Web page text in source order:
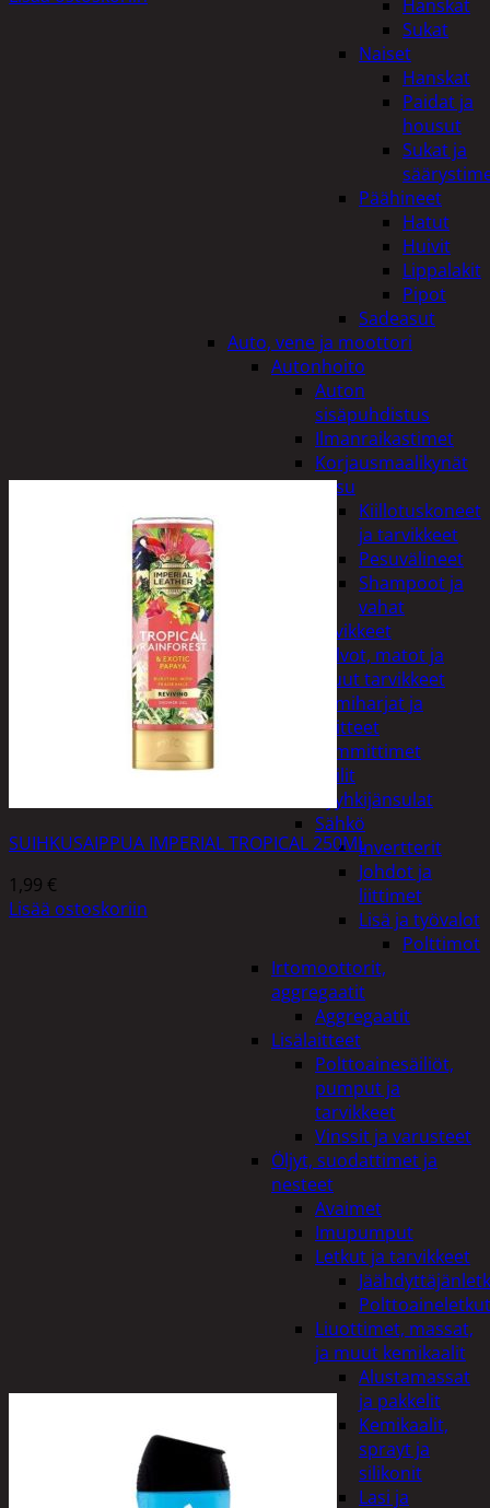
Hanskat
Sukat
Naiset
Hanskat
Paidat ja
housut
Sukat ja
Päähineet
Hatut
Huivit
Lippalakit
Pipot
Sadeasut
Auto, vene ja moottori
Autonhoito
Auton
sisäpuhdistus
Ilmanraikastimet
Korjausmaalikynät
Pesu
Kiillotuskoneet
ja tarvikkeet
Pesuvälineet
Shampoot ja
vahat
Autotarvikkeet
Kalvot, matot ja
muut tarvikkeet
Lumiharjat ja
peitteet
Lämmittimet
Peilit
Pyyhkijänsulat
Sähkö
Invertterit
Johdot ja
liittimet
Lisä ja työvalot
Polttimot
Irtomoottorit,
aggregaatit
Aggregaatit
Lisälaitteet
Polttoainesäiliöt,
pumput ja
tarvikkeet
Vinssit ja varusteet
Öljyt, suodattimet ja
nesteet
Avaimet
Imupumput
Letkut ja tarvikkeet
Polttoaineletkut
Liuottimet, massat,
ja muut kemikaalit
Alustamassat
ja pakkelit
Kemikaalit,
sprayt ja
silikonit
Lasi ja
SUIHKUSAIPPUA IMPERIAL TROPICAL 250ML
1,99 €
Lisää ostoskoriin